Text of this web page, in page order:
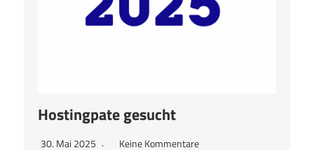
Hostingpate gesucht
30. Mai 2025 Keine Kommentare